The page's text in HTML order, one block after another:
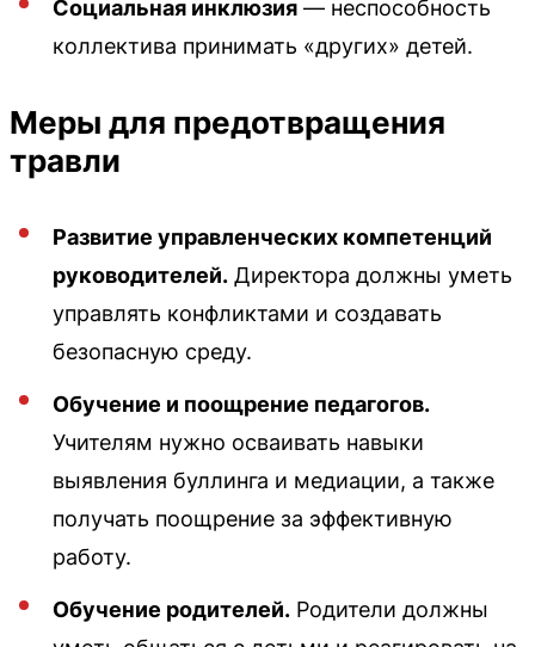
Социальная инклюзия — неспособность
коллектива принимать «других» детей.
Меры для предотвращения
травли
Развитие управленческих компетенций
руководителей. Директора должны уметь
управлять конфликтами и создавать
безопасную среду.
Обучение и поощрение педагогов.
Учителям нужно осваивать навыки
выявления буллинга и медиации, а также
получать поощрение за эффективную
работу.
Обучение родителей. Родители должны